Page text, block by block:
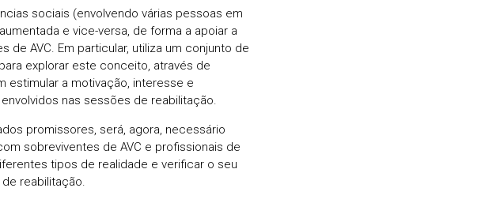
sociais (envolvendo várias pessoas em
e vice-versa, de forma a apoiar a
AVC. Em particular, utiliza um conjunto de
explorar este conceito, através de
estimular a motivação, interesse e
nas sessões de reabilitação.
promissores, será, agora, necessário
sobreviventes de AVC e profissionais de
tipos de realidade e verificar o seu
reabilitação.